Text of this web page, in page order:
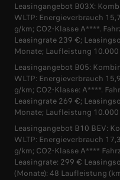
Leasingangebot B03X:
WLTP: Energieverbrauch
g/km; CO2-Klasse A****.
Leasingrate 239 €;
Monate; Laufleistung
Leasingangebot B05:
WLTP: Energieverbrauch
g/km; CO2-Klasse: A****.
Leasingrate 269 €;
Monate; Laufleistung
Leasingangebot B10 BEV:
WLTP: Energieverbrauch
g/km; CO2-Klasse A****
Leasingrate: 299 €
(Monate): 48 Laufleistung